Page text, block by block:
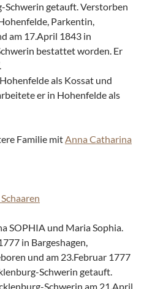
Schwerin getauft. Verstorben
Parkentin,
am 17.April 1843 in
bestattet worden. Er
als Kossat und
er in Hohenfelde als
Familie mitAnna Catharina
SOPHIA und Maria Sophia.
in Bargeshagen,
und am 23.Februar 1777
Schwerin getauft.
Schwerin am 21.April